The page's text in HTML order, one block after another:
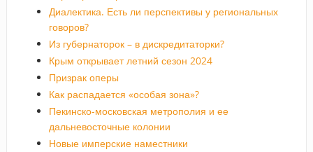
Диалектика. Есть ли перспективы у региональных
говоров?
Из губернаторок – в дискредитаторки?
Крым открывает летний сезон 2024
Призрак оперы
Как распадается «особая зона»?
Пекинско-московская метрополия и ее
дальневосточные колонии
Новые имперские наместники